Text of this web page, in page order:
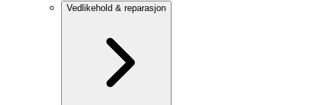
Vedlikehold & reparasjon